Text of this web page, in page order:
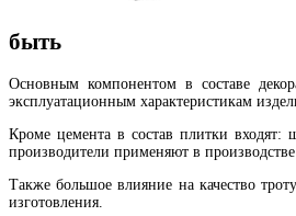
быть
Основным компонентом в составе
эксплуатационным характеристикам
Кроме цемента в состав плитки входят:
производители применяют в
Также большое влияние на качество
изготовления.